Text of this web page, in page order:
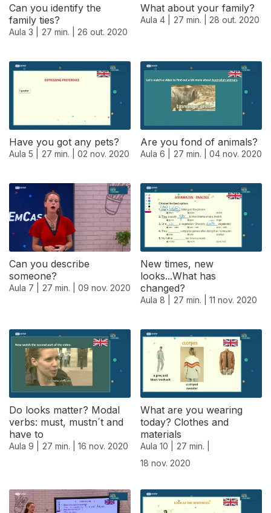
Can you identify the
family ties?
Aula 3 | 27 min. | 26 out. 2020
What about your family?
Aula 4 | 27 min. | 28 out. 2020
Have you got any pets?
Aula 5 | 27 min. | 02 nov. 2020
Are you fond of animals?
Aula 6 | 27 min. | 04 nov. 2020
Can you describe
someone?
Aula 7 | 27 min. | 09 nov. 2020
New times, new
looks...What has
changed?
Aula 8 | 27 min. | 11 nov. 2020
Do looks matter? Modal
verbs: must, mustn´t and
have to
Aula 9 | 27 min. | 16 nov. 2020
What are you wearing
today? Clothes and
materials
Aula 10 |
27 min. |
18 nov. 2020
508184